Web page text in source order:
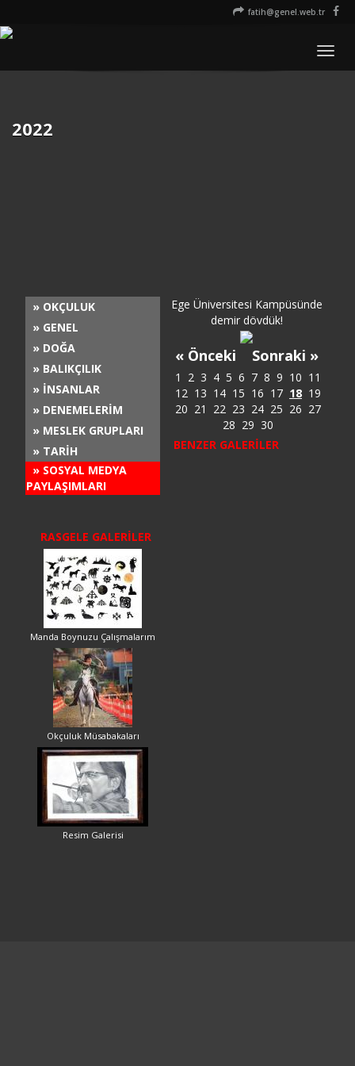
fatih@genel.web.tr
2022
» OKÇULUK
» GENEL
» DOĞA
» BALIKÇILIK
» İNSANLAR
» DENEMELERİM
» MESLEK GRUPLARI
» TARİH
» SOSYAL MEDYA
PAYLAŞIMLARI
RASGELE GALERİLER
Manda Boynuzu Çalışmalarım
Okçuluk Müsabakaları
Resim Galerisi
Ege Üniversitesi Kampüsünde
demir dövdük!
« Önceki Sonraki »
1 2 3 4 5 6 7 8 9 10 11
12 13 14 15 16 17 18 19
20 21 22 23 24 25 26 27
28 29 30
BENZER GALERİLER